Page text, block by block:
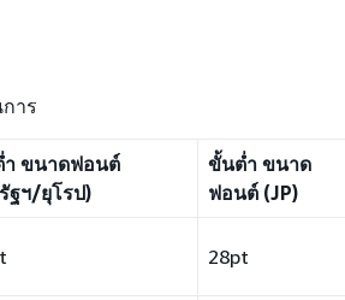
าร
ขนาดฟอนต์
ฐฯ/ยุโรป)
ขั้นต่ำ ขนาด
ฟอนต์ (JP)
28pt